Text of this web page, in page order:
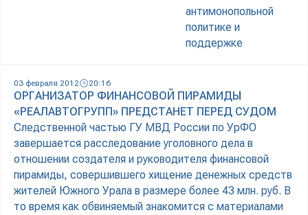
антимонопольной
политике и
поддержке
03 февраля 2012 20:16
ОРГАНИЗАТОР ФИНАНСОВОЙ ПИРАМИДЫ
«РЕАЛАВТОГРУПП» ПРЕДСТАНЕТ ПЕРЕД СУДОМ
Следственной частью ГУ МВД России по УрФО
завершается расследование уголовного дела в
отношении создателя и руководителя финансовой
пирамиды, совершившего хищение денежных средств
жителей Южного Урала в размере более 43 млн. руб. В
то время как обвиняемый знакомится с материалами